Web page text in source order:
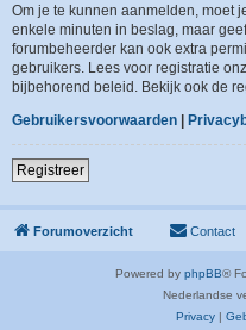
Om je te kunnen aanmelden, moet
enkele minuten in beslag, maar
forumbeheerder kan ook extra
gebruikers. Lees voor registratie
bijbehorend beleid. Bekijk ook de
Gebruikersvoorwaarden |
Registreer
Forumoverzicht Contact
Powered by phpBB®
Nederlandse
Privacy |